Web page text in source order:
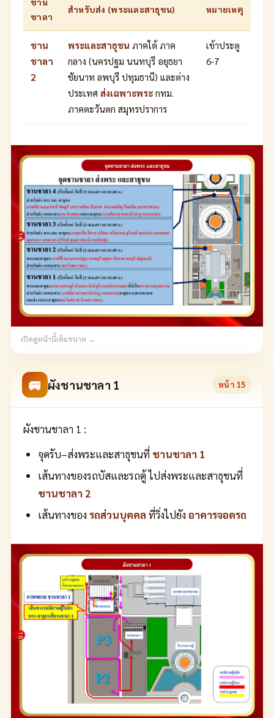
ชาลา
สำหรับส่ง (พระและสาธุชน) หมายเหตุ
ชาน
ชาลา
2
พระและสาธุชน ภาคใต้ ภาค
กลาง (นครปฐม นนทบุรี อยุธยา
ชัยนาท ลพบุรี ปทุมธานี) และต่าง
ประเทศ ส่งเฉพาะพระ กทม.
ภาคตะวันตก สมุทรปราการ
เข้าประตู
6-7
เปิดดูหน้านี้เต็มขนาด →
🚐 ผังชานชาลา 1 หน้า 15
ผังชานชาลา 1 :
จุดรับ–ส่งพระและสาธุชนที่ ชานชาลา 1
เส้นทางของรถบัสและรถตู้ ไปส่งพระและสาธุชนที่
ชานชาลา 2
เส้นทางของรถส่วนบุคคล ที่วิ่งไปยังอาคารจอดรถ